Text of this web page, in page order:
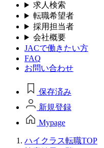
求人検索
転職希望者
採用担当者
会社概要
JACで働きたい方
FAQ
お問い合わせ
保存済み
新規登録
Mypage
ハイクラス転職TOP